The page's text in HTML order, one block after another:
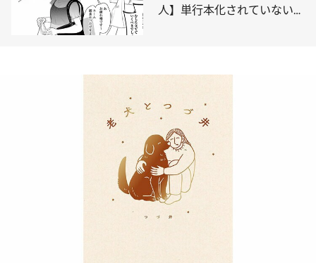
人】単行本化されていない名